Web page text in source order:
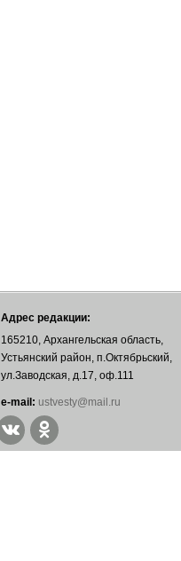
Адрес редакции:
165210, Архангельская область,
Устьянский район, п.Октябрьский,
ул.Заводская, д.17, оф.111
е-mail: ustvesty@mail.ru